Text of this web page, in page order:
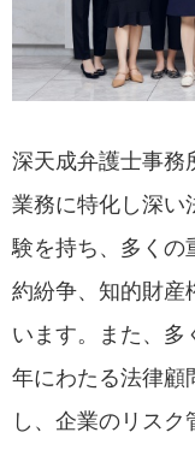
深天成弁護士事務
業務に特化し深い
験を持ち、多くの
約紛争、知的財産
います。また、多
年にわたる法律顧
し、企業のリス